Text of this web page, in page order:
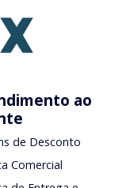
ao
de Desconto
Comercial